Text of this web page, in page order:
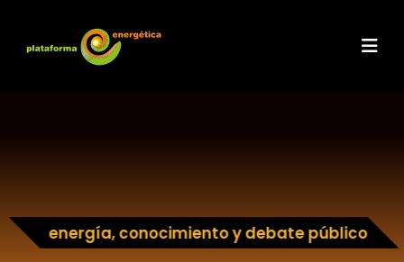
energía, conocimiento y debate público